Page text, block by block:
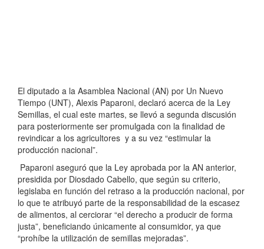
El diputado a la Asamblea Nacional (AN) por Un Nuevo
Tiempo (UNT), Alexis Paparoni, declaró acerca de la Ley
Semillas, el cual este martes, se llevó a segunda discusión
para posteriormente ser promulgada con la finalidad de
revindicar a los agricultores y a su vez “estimular la
producción nacional”.
Paparoni aseguró que la Ley aprobada por la AN anterior,
presidida por Diosdado Cabello, que según su criterio,
legislaba en función del retraso a la producción nacional, por
lo que te atribuyó parte de la responsabilidad de la escasez
de alimentos, al cerciorar “el derecho a producir de forma
justa”, beneficiando únicamente al consumidor, ya que
“prohíbe la utilización de semillas mejoradas”.